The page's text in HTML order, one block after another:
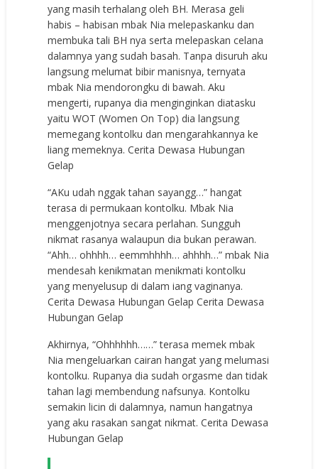
yang masih terhalang oleh BH. Merasa geli
habis – habisan mbak Nia melepaskanku dan
membuka tali BH nya serta melepaskan celana
dalamnya yang sudah basah. Tanpa disuruh aku
langsung melumat bibir manisnya, ternyata
mbak Nia mendorongku di bawah. Aku
mengerti, rupanya dia menginginkan diatasku
yaitu WOT (Women On Top) dia langsung
memegang kontolku dan mengarahkannya ke
liang memeknya. Cerita Dewasa Hubungan
Gelap
“AKu udah nggak tahan sayangg…” hangat
terasa di permukaan kontolku. Mbak Nia
menggenjotnya secara perlahan. Sungguh
nikmat rasanya walaupun dia bukan perawan.
“Ahh… ohhhh… eemmhhhh… ahhhh…” mbak Nia
mendesah kenikmatan menikmati kontolku
yang menyelusup di dalam iang vaginanya.
Cerita Dewasa Hubungan Gelap Cerita Dewasa
Hubungan Gelap
Akhirnya, “Ohhhhhh……” terasa memek mbak
Nia mengeluarkan cairan hangat yang melumasi
kontolku. Rupanya dia sudah orgasme dan tidak
tahan lagi membendung nafsunya. Kontolku
semakin licin di dalamnya, namun hangatnya
yang aku rasakan sangat nikmat. Cerita Dewasa
Hubungan Gelap